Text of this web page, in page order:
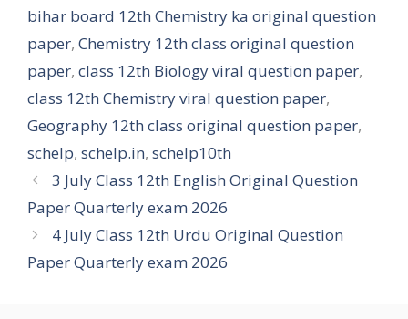
bihar board 12th Chemistry ka original question
paper, Chemistry 12th class original question
paper, class 12th Biology viral question paper,
class 12th Chemistry viral question paper,
Geography 12th class original question paper,
schelp, schelp.in, schelp10th
3 July Class 12th English Original Question
Paper Quarterly exam 2026
4 July Class 12th Urdu Original Question
Paper Quarterly exam 2026